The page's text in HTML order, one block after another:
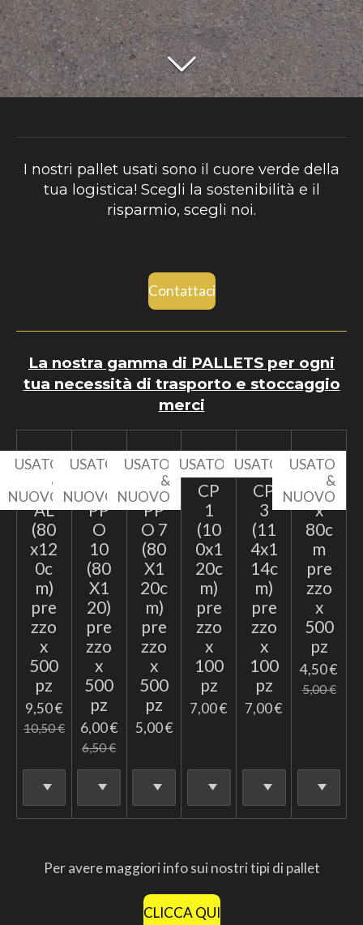
I nostri pallet usati sono il cuore verde della
tua logistica! Scegli la sostenibilità e il
risparmio, scegli noi.
Contattaci
La nostra gamma di PALLETS per ogni
tua necessità di trasporto e stoccaggio
merci
USATO
&
NUOVO
EP
AL
(80
x12
0c
m)
pre
zzo
x
500
pz
9,50 €
10,50 €
USATO
NUOVO
TA
PP
O
10
(80
X1
20)
pre
zzo
x
500
pz
6,00 €
6,50 €
USATO
&
NUOVO
TA
PP
O 7
(80
X1
20c
m)
pre
zzo
x
500
pz
5,00 €
USATO
CP
1
(10
0x1
20c
m)
pre
zzo
x
100
pz
7,00 €
USATO
CP
3
(11
4x1
14c
m)
pre
zzo
x
100
pz
7,00 €
USATO
&
NUOVO
60
x
80c
m
pre
zzo
x
500
pz
4,50 €
5,00 €
Per avere maggiori info sui nostri tipi di pallet
CLICCA QUI